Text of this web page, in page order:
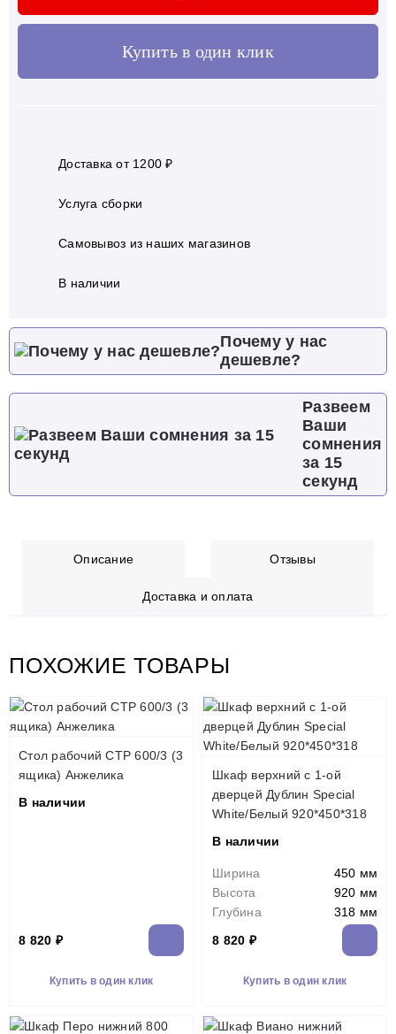
Купить в один клик
Доставка от 1200 ₽
Услуга сборки
Самовывоз из наших магазинов
В наличии
Почему у нас
дешевле?
Развеем
Ваши
сомнения
за 15
секунд
Описание Отзывы
Доставка и оплата
ПОХОЖИЕ ТОВАРЫ
Стол рабочий СТР 600/3 (3
ящика) Анжелика
В наличии
8 820 ₽
Купить в один клик
Шкаф верхний с 1-ой
дверцей Дублин Special
White/Белый 920*450*318
В наличии
Ширина
450 мм
Высота
920 мм
Глубина
318 мм
8 820 ₽
Купить в один клик